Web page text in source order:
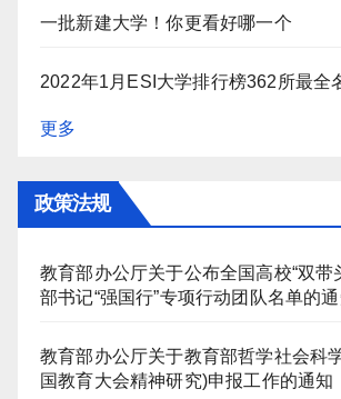
一批新建大学！你更看好哪一个
2022年1月ESI大学排行榜362所最全
更多
政策法规
教育部办公厅关于公布全国高校“双带
部书记“强国行”专项行动团队名单的
教育部办公厅关于教育部哲学社会科
国教育大会精神研究)申报工作的通知